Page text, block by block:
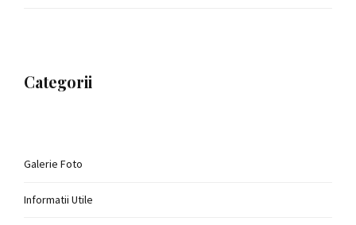
Categorii
Galerie Foto
Informatii Utile